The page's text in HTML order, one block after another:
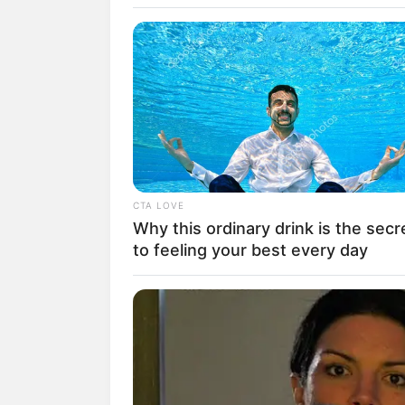
INSPIRASI
10 Konsep
Lingkungan,
Surya
26 Juni 2022
TWEET SHARE
CTA LOVE
Why this ordinary drink is the
to feeling your best every day